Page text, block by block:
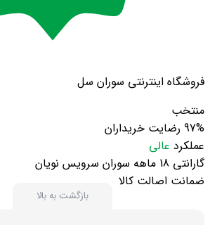
فروشگاه اینترنتی سوران سل
منتخب
97% رضایت خریداران
عملکرد عالی
گارانتی 18 ماهه سوران سرویس نویان
ضمانت اصالت کالا
بازگشت به بالا